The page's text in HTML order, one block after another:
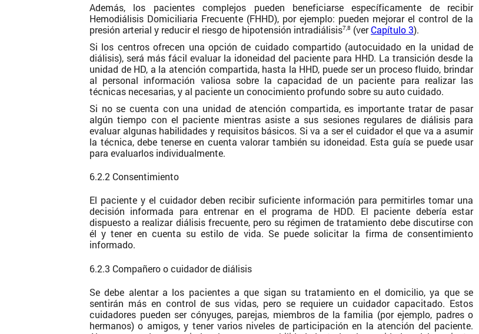
Además, los pacientes complejos pueden beneficiarse específicamente de recibir
Hemodiálisis Domiciliaria Frecuente (FHHD), por ejemplo: pueden mejorar el control de la
presión arterial y reducir el riesgo de hipotensión intradiálisis7,8 (verCapítulo 3).
Si los centros ofrecen una opción de cuidado compartido (autocuidado en la unidad de
diálisis), será más fácil evaluar la idoneidad del paciente para HHD. La transición desde la
unidad de HD, a la atención compartida, hasta la HHD, puede ser un proceso fluido, brindar
al personal información valiosa sobre la capacidad de un paciente para realizar las
técnicas necesarias, y al paciente un conocimiento profundo sobre su auto cuidado.
Si no se cuenta con una unidad de atención compartida, es importante tratar de pasar
algún tiempo con el paciente mientras asiste a sus sesiones regulares de diálisis para
evaluar algunas habilidades y requisitos básicos. Si va a ser el cuidador el que va a asumir
la técnica, debe tenerse en cuenta valorar también su idoneidad. Esta guía se puede usar
para evaluarlos individualmente.
6.2.2 Consentimiento
El paciente y el cuidador deben recibir suficiente información para permitirles tomar una
decisión informada para entrenar en el programa de HDD. El paciente debería estar
dispuesto a realizar diálisis frecuente, pero su régimen de tratamiento debe discutirse con
él y tener en cuenta su estilo de vida. Se puede solicitar la firma de consentimiento
informado.
6.2.3 Compañero o cuidador de diálisis
Se debe alentar a los pacientes a que sigan su tratamiento en el domicilio, ya que se
sentirán más en control de sus vidas, pero se requiere un cuidador capacitado. Estos
cuidadores pueden ser cónyuges, parejas, miembros de la familia (por ejemplo, padres o
hermanos) o amigos, y tener varios niveles de participación en la atención del paciente.